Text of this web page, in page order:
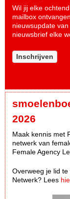
Wil jij elke
mailbox
nieuwsupdate
nieuwsbrief elke
Inschrijven
2026
Maak kennis met
netwerk van
Female Agency
Overweeg je lid
Netwerk? Lees